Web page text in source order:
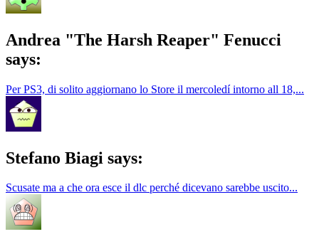
Andrea "The Harsh Reaper" Fenucci
says:
Per PS3, di solito aggiornano lo Store il mercoledí intorno all 18,...
Stefano Biagi says:
Scusate ma a che ora esce il dlc perché dicevano sarebbe uscito...